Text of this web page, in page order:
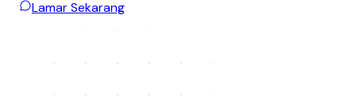
Lamar Sekarang